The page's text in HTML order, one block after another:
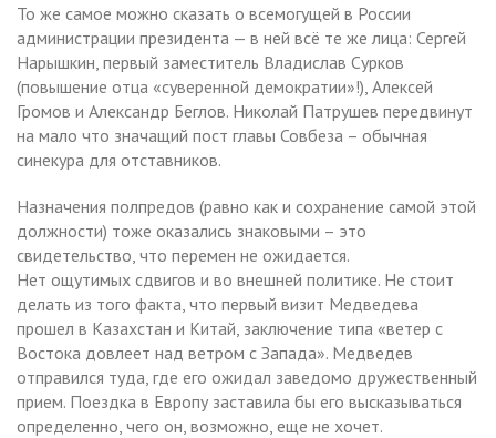
То же самое можно сказать о всемогущей в России
администрации президента — в ней всё те же лица: Сергей
Нарышкин, первый заместитель Владислав Сурков
(повышение отца «суверенной демократии»!), Алексей
Громов и Александр Беглов. Николай Патрушев передвинут
на мало что значащий пост главы Совбеза – обычная
синекура для отставников.
Назначения полпредов (равно как и сохранение самой этой
должности) тоже оказались знаковыми – это
свидетельство, что перемен не ожидается.
Нет ощутимых сдвигов и во внешней политике. Не стоит
делать из того факта, что первый визит Медведева
прошел в Казахстан и Китай, заключение типа «ветер с
Востока довлеет над ветром с Запада». Медведев
отправился туда, где его ожидал заведомо дружественный
прием. Поездка в Европу заставила бы его высказываться
определенно, чего он, возможно, еще не хочет.